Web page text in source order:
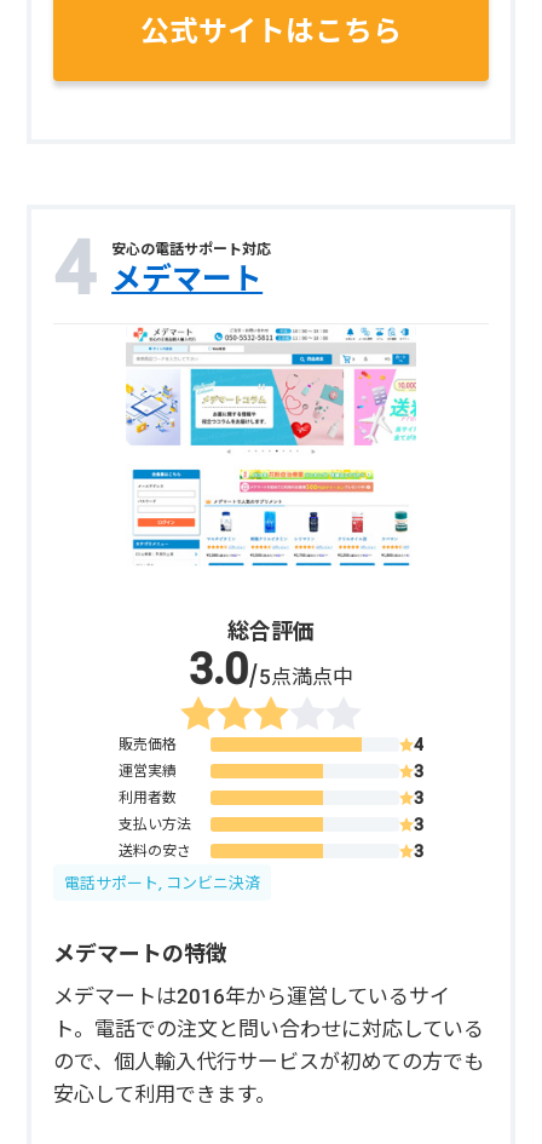
公式サイトはこちら
安心の電話サポート対応
メデマート
総合評価
/5点満点中
販売価格
運営実績
利用者数
支払い方法
送料の安さ
電話サポート, コンビニ決済
メデマートの特徴
メデマートは2016年から運営しているサイ
ト。電話での注文と問い合わせに対応している
ので、個人輸入代行サービスが初めての方でも
安心して利用できます。